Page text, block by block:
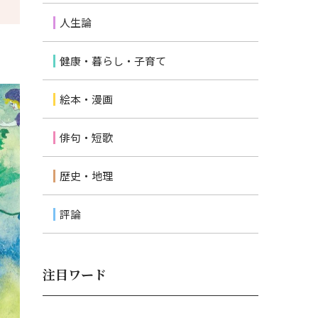
人生論
健康・暮らし・子育て
絵本・漫画
俳句・短歌
歴史・地理
評論
注目ワード